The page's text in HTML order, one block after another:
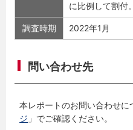
に比例して割付。
調査時期 2022年1月
問い合わせ先
本レポートのお問い合わせに
ジ 」でご確認ください。